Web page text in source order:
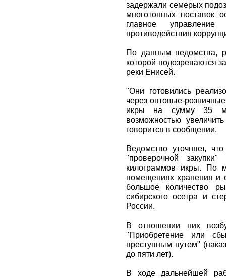
задержали семерых
многотонных поставок
главное управление
противодействия
По данным ведомства,
которой подозреваются
реки Енисей.
"Они готовились
через оптовые-
икры на сумму 35
возможностью
говорится в сообщении.
Ведомство уточняет,
"проверочной
килограммов икры. По
помещениях хранения и
большое количество
сибирского осетра и
России.
В отношении них
"Приобретение или
преступным путем"
до пяти лет).
В ходе дальнейшей